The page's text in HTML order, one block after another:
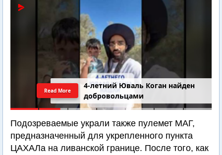
4-летний Юваль Коган найден
добровольцами
Read More
Подозреваемые украли также пулемет МАГ,
предназначенный для укрепленного пункта
ЦАХАЛа на ливанской границе. После того, как